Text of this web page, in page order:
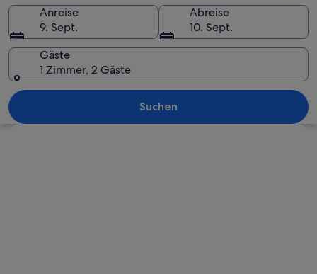
Eine Stadt am Flussufer mit einem
Anreise
9. Sept.
Abreise
10. Sept.
Gäste
1 Zimmer, 2 Gäste
Suchen